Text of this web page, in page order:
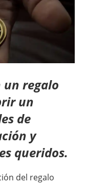
un regalo
un
de
y
queridos.
del regalo